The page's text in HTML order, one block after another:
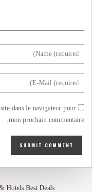
dans le navigateur pour
mon prochain commentaire.
Hotels Best Deals